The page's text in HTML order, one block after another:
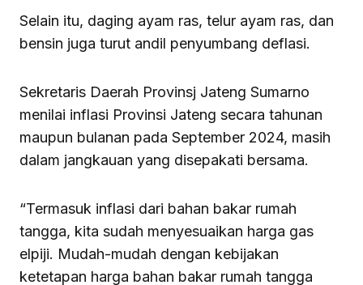
Selain itu, daging ayam ras, telur ayam ras, dan
bensin juga turut andil penyumbang deflasi.
Sekretaris Daerah Provinsj Jateng Sumarno
menilai inflasi Provinsi Jateng secara tahunan
maupun bulanan pada September 2024, masih
dalam jangkauan yang disepakati bersama.
“Termasuk inflasi dari bahan bakar rumah
tangga, kita sudah menyesuaikan harga gas
elpiji. Mudah-mudah dengan kebijakan
ketetapan harga bahan bakar rumah tangga